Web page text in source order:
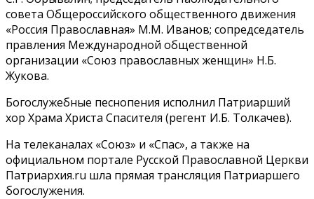
совета Общероссийского общественного движения
«Россия Православная» М.М. Иванов; сопредседатель
правления Международной общественной
организации «Союз православных женщин» Н.Б.
Жукова.
Богослужебные песнопения исполнил Патриарший
хор Храма Христа Спасителя (регент И.Б. Толкачев).
На телеканалах «Союз» и «Спас», а также на
официальном портале Русской Православной Церкви
Патриархия.ru шла прямая трансляция Патриаршего
богослужения.